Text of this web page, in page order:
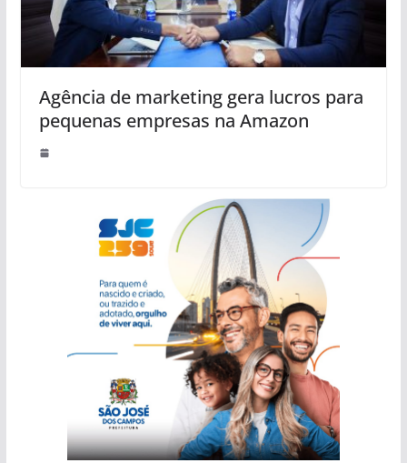
Agência de marketing gera lucros para
pequenas empresas na Amazon